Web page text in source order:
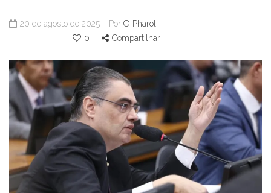
20 de agosto de 2025 Por O Pharol
0
Compartilhar